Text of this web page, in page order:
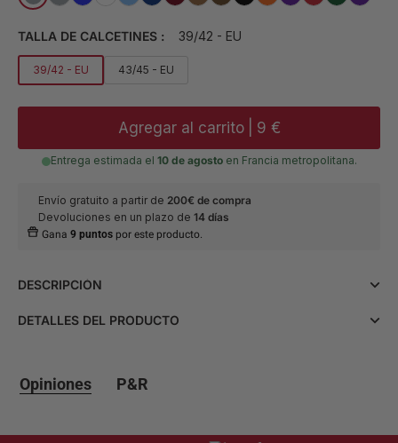
TALLA DE CALCETINES : 39/42 - EU
39/42 - EU 43/45 - EU
Agregar al carrito 9 €
Entrega estimada el 10 de agostoen Francia metropolitana.
Envío gratuito a partir de 200€ de compra
Devoluciones en un plazo de 14 días
Gana9 puntos por este producto.
DESCRIPCIÓN
de elegancia a tu look. Compuestas por un 80% de algodón
recomienda dejarlas secar al aire libre.
DETALLES DEL PRODUCTO
Opiniones P&R